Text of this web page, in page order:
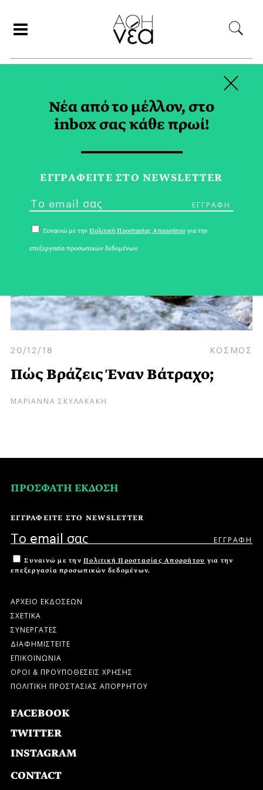
ΛΕΓΚΑ TAG
20/12/18 ΚΟΣΜΟΣ
Πώς Βράζεις Έναν Βάτραχο;
ΜΑΡΙΑΝΝΑ ΣΚΥΛΑΚΑΚΗ
ΠΡΟΣΦΑΤΗ ΕΚΔΟΣΗ
ΕΓΓΡΑΦΕΙΤΕ ΣΤΟ NEWSLETTER
Συναινώ με την Πολιτική Προστασίας Απορρήτου για την
επεξεργασία προσωπικών δεδομένων.
ΑΡΧΕΙΟ ΕΚΔΟΣΕΩΝ
ΣΧΕΤΙΚΑ
ΣΥΝΕΡΓΑΤΕΣ
ΔΙΑΦΗΜΙΣΤΕΙΤΕ
ΕΠΙΚΟΙΝΩΝΙΑ
ΟΡΟΙ & ΠΡΟΫΠΟΘΕΣΕΙΣ ΧΡΗΣΗΣ
ΠΟΛΙΤΙΚΗ ΠΡΟΣΤΑΣΙΑΣ ΑΠΟΡΡΗΤΟΥ
FACEBOOK
TWITTER
INSTAGRAM
CONTACT
Νέα από το μέλλον, στο
inbox σας κάθε πρωί!
ΕΓΓPΑΦΕΙΤΕ ΣΤΟ NEWSLETTER
Συναινώ με την Πολιτική Προστασίας Απορρήτου για την
επεξεργασία προσωπικών δεδομένων.
×